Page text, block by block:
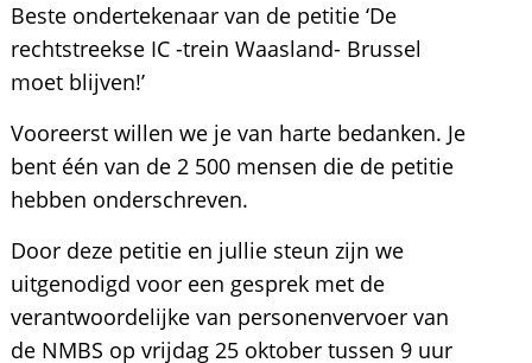
Beste ondertekenaar van de petitie ‘De
rechtstreekse IC -trein Waasland- Brussel
moet blijven!’
Vooreerst willen we je van harte bedanken. Je
bent één van de 2 500 mensen die de petitie
hebben onderschreven.
Door deze petitie en jullie steun zijn we
uitgenodigd voor een gesprek met de
verantwoordelijke van personenvervoer van
de NMBS op vrijdag 25 oktober tussen 9 uur